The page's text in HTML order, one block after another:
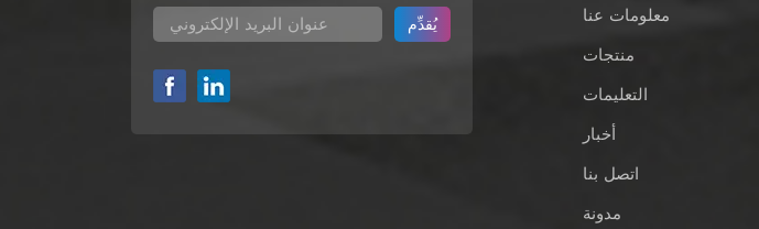
معلومات عنا
منتجات
التعليمات
أخبار
اتصل بنا
مدونة